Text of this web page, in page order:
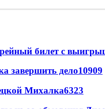
билет с
завершить дело10909
Михалка6323